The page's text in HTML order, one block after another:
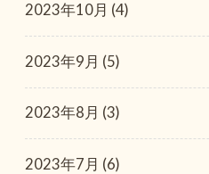
2023年10月 (4)
2023年9月 (5)
2023年8月 (3)
2023年7月 (6)